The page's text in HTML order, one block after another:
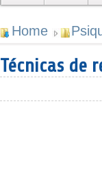
Home
Técnicas de